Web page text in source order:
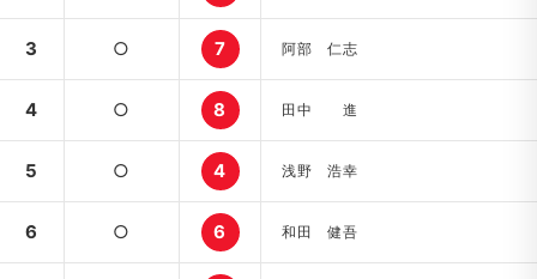
3 ○ 7 阿部 仁志
4 ○ 8 田中 進
5 ○ 4 浅野 浩幸
6 ○ 6 和田 健吾